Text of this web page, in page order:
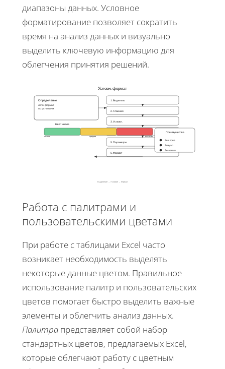
диапазоны данных. Условное
форматирование позволяет сократить
время на анализ данных и визуально
выделить ключевую информацию для
облегчения принятия решений.
Условн. формат
Определение
Авто-формат
по условиям
1. Выделить
2. Главная
3. Условн.
5. Параметры
6. Формат
Цвет. шкала
низкие средние высокие
Преимущества
Быстрее
Визуал
Решения
Выделение → Условие → Формат
Работа с палитрами и
пользовательскими цветами
При работе с таблицами Excel часто
возникает необходимость выделять
некоторые данные цветом. Правильное
использование палитр и пользовательских
цветов помогает быстро выделить важные
элементы и облегчить анализ данных.
Палитра представляет собой набор
стандартных цветов, предлагаемых Excel,
которые облегчают работу с цветным